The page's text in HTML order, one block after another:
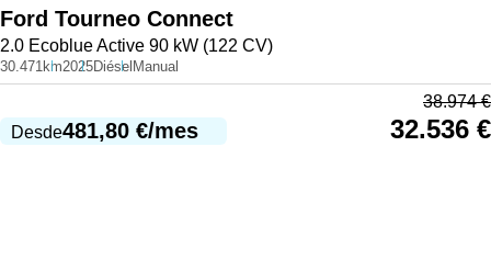
Ford Tourneo Connect
2.0 Ecoblue Active 90 kW (122 CV)
30.471km2025Diésel Manual
Desde481,80 €/mes
38.974€
32.536 €